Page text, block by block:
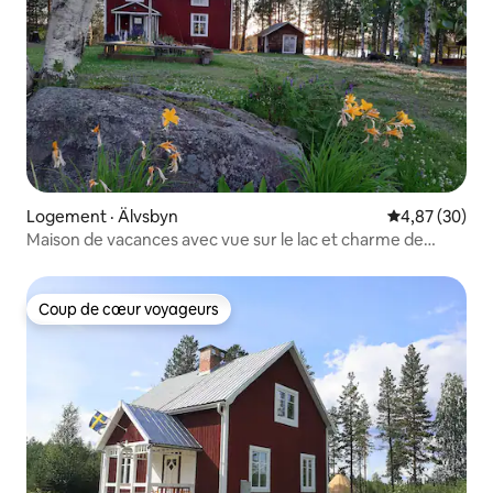
Logement · Älvsbyn Note
4,87 (30)
Maison de vacances avec vue sur le lac et charme de
Coup de cœur voyageurs
Coup de cœur voyageurs